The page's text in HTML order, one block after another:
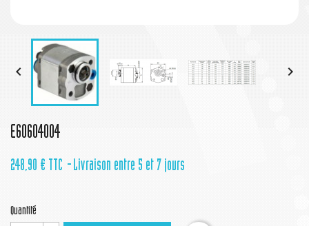
 
E60604004
248,90 € TTC Livraison entre 5 et 7 jours
Quantité